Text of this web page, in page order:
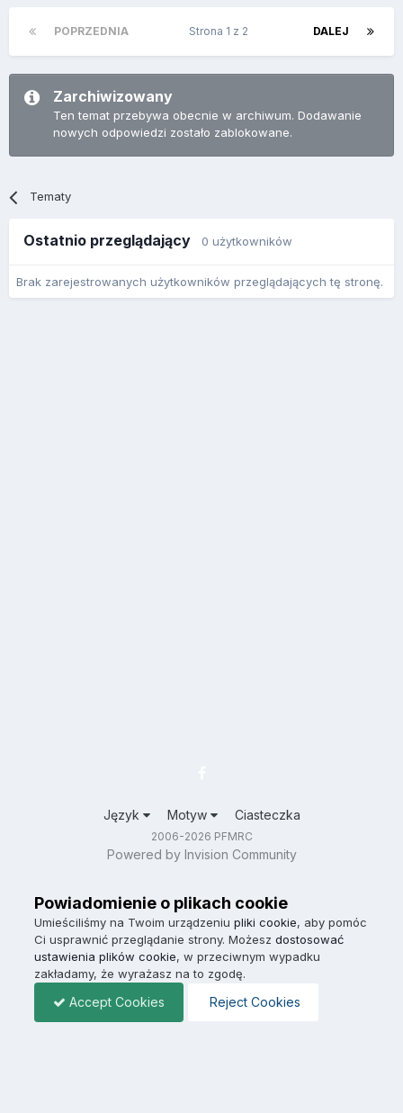
POPRZEDNIA DALEJ
Strona 1 z 2
Zarchiwizowany
Ten temat przebywa obecnie w archiwum. Dodawanie
nowych odpowiedzi zostało zablokowane.
Tematy
Ostatnio przeglądający 0 użytkowników
Brak zarejestrowanych użytkowników przeglądających tę stronę.
Język Motyw Ciasteczka
2006-2026 PFMRC
Powered by Invision Community
Powiadomienie o plikach cookie
Umieściliśmy na Twoim urządzeniu pliki cookie, aby pomóc
Ci usprawnić przeglądanie strony. Możesz dostosować
ustawienia plików cookie, w przeciwnym wypadku
zakładamy, że wyrażasz na to zgodę.
Accept Cookies Reject Cookies